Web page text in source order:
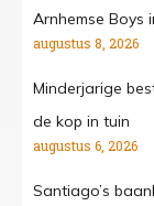
Arnhemse Boys
augustus 8, 2026
Minderjarige
de kop in tuin
augustus 6, 2026
Santiago’s